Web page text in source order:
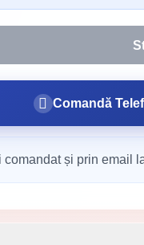
Comandă
comandat și prin email